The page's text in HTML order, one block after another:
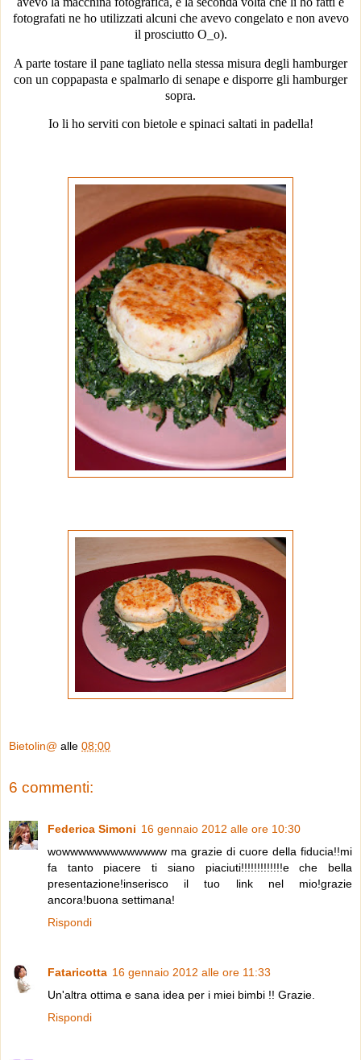
fotografati ne ho utilizzati alcuni che avevo congelato e non avevo
il prosciutto O_o).
A parte tostare il pane tagliato nella stessa misura degli hamburger
con un coppapasta e spalmarlo di senape e disporre gli hamburger
sopra.
Io li ho serviti con bietole e spinaci saltati in padella!
Bietolin@ alle 08:00
6 commenti:
Federica Simoni 16 gennaio 2012 alle ore 10:30
wowwwwwwwwwwwww ma grazie di cuore della fiducia!!mi
fa tanto piacere ti siano piaciuti!!!!!!!!!!!!!e che bella
presentazione!inserisco il tuo link nel mio!grazie
ancora!buona settimana!
Rispondi
Fataricotta 16 gennaio 2012 alle ore 11:33
Un'altra ottima e sana idea per i miei bimbi !! Grazie.
Rispondi